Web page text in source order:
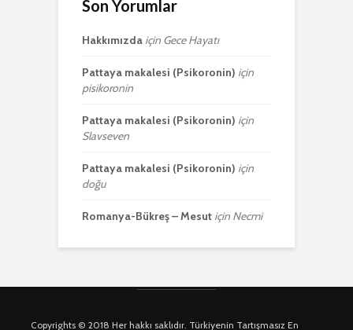
Son Yorumlar
Hakkımızda için Gece Hayatı
Pattaya makalesi (Psikoronin) için
pisikoronin
Pattaya makalesi (Psikoronin) için
Slavseven
Pattaya makalesi (Psikoronin) için
doğu
Romanya-Bükreş – Mesut için Necmi
Copyrights © 2018 Her hakkı saklıdır. Türkiyenin Tartışmasız En